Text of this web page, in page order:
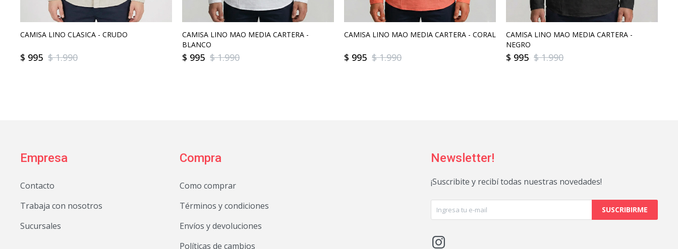
CAMISA LINO CLASICA - CRUDO
$ 995 $ 1.990
CAMISA LINO MAO MEDIA CARTERA -
BLANCO
$ 995 $ 1.990
CAMISA LINO MAO MEDIA CARTERA - CORAL
$ 995 $ 1.990
CAMISA LINO MAO MEDIA CARTERA -
NEGRO
$ 995 $ 1.990
Empresa
Contacto
Trabaja con nosotros
Sucursales
Compra
Como comprar
Términos y condiciones
Envíos y devoluciones
Políticas de cambios
Newsletter!
¡Suscribite y recibí todas nuestras novedades!
SUSCRIBIRME
